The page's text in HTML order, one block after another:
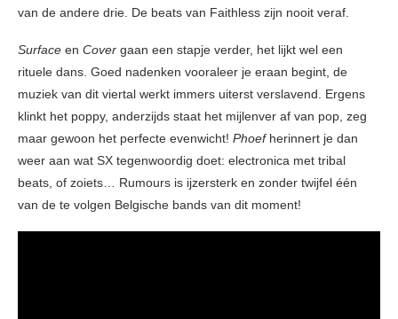
van de andere drie. De beats van Faithless zijn nooit veraf.
Surface en Cover gaan een stapje verder, het lijkt wel een
rituele dans. Goed nadenken vooraleer je eraan begint, de
muziek van dit viertal werkt immers uiterst verslavend. Ergens
klinkt het poppy, anderzijds staat het mijlenver af van pop, zeg
maar gewoon het perfecte evenwicht! Phoef herinnert je dan
weer aan wat SX tegenwoordig doet: electronica met tribal
beats, of zoiets… Rumours is ijzersterk en zonder twijfel één
van de te volgen Belgische bands van dit moment!